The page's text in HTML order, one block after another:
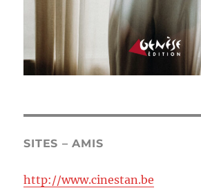
SITES – AMIS
http://www.cinestan.be